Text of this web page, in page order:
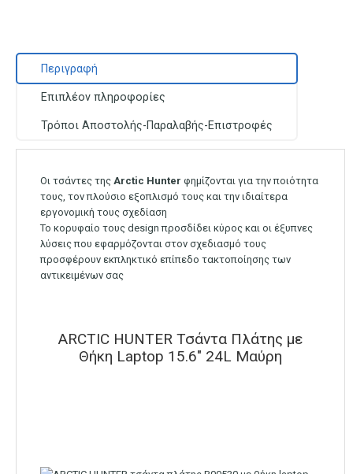
Περιγραφή
Επιπλέον πληροφορίες
Τρόποι Αποστολής-Παραλαβής-Επιστροφές
Οι τσάντες της Arctic Hunter φημίζονται για την ποιότητα
τους, τον πλούσιο εξοπλισμό τους και την ιδιαίτερα
εργονομική τους σχεδίαση
Το κορυφαίο τους design προσδίδει κύρος και οι έξυπνες
λύσεις που εφαρμόζονται στον σχεδιασμό τους
προσφέρουν εκπληκτικό επίπεδο τακτοποίησης των
αντικειμένων σας
ARCTIC HUNTER Τσάντα Πλάτης με
Θήκη Laptop 15.6″ 24L Μαύρη